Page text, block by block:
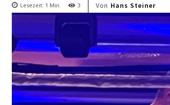
Lesezeit: 1 Min. 3 Von Hans Steiner